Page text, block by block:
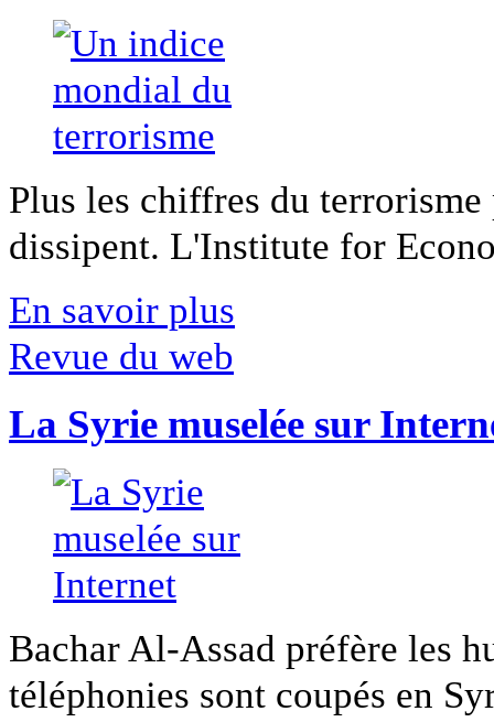
Plus les chiffres du
dissipent. L'Institute for
En savoir plus
Revue du web
La Syrie muselée sur
Bachar Al-Assad préfère les
téléphonies sont coupés en